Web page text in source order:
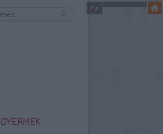
GYERMEK